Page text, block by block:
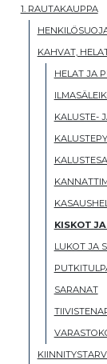
1. RAUTAKAUPPA
KAHVAT,
HELAT JA
KALUSTE-
KISKOT
LUKOT JA
SARANAT